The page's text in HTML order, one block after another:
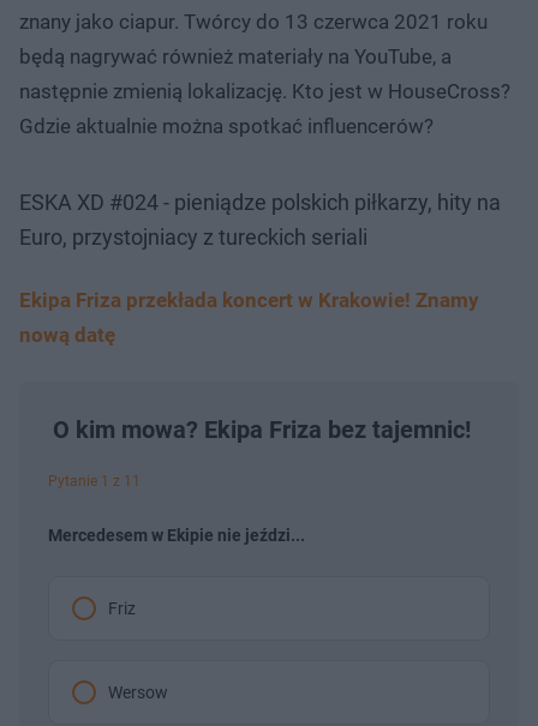
znany jako ciapur. Twórcy do 13 czerwca 2021 roku
będą nagrywać również materiały na YouTube, a
następnie zmienią lokalizację. Kto jest w HouseCross?
Gdzie aktualnie można spotkać influencerów?
ESKA XD #024 - pieniądze polskich piłkarzy, hity na
Euro, przystojniacy z tureckich seriali
Ekipa Friza przekłada koncert w Krakowie! Znamy
nową datę
O kim mowa? Ekipa Friza bez tajemnic!
Pytanie 1 z 11
Mercedesem w Ekipie nie jeździ...
Friz
Wersow